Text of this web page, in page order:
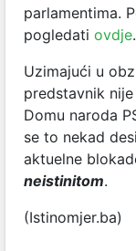
parlamentima.
pogledati ovdje.
Uzimajući u
predstavnik
Domu naroda
se to nekad
aktuelne
neistinitom.
(Istinomjer.ba)